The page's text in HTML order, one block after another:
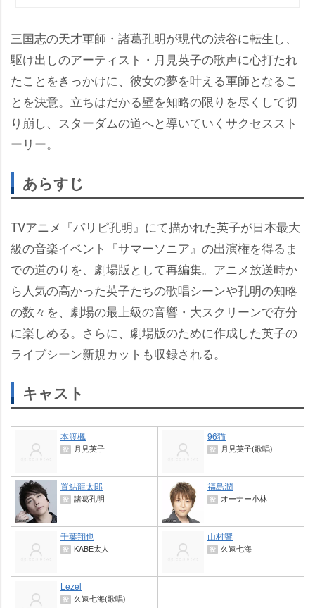
三国志の天才軍師・諸葛孔明が現代の渋谷に転生し、
駆け出しのアーティスト・月見英子の歌声に心打たれ
たことをきっかけに、彼女の夢を叶える軍師となるこ
とを決意。立ちはだかる壁を知略の限りを尽くして切
り崩し、スターダムの道へと導いていくサクセススト
ーリー。
あらすじ
TVアニメ『パリピ孔明』にて描かれた英子が日本最大
級の音楽イベント『サマーソニア』の出演権を得るま
での道のりを、劇場版として再編集。アニメ放送時か
ら人気の高かった英子たちの歌唱シーンや孔明の知略
の数々を、劇場の最上級の音響・大スクリーンで存分
に楽しめる。さらに、劇場版のために作成した英子の
ライブシーン新規カットも収録される。
キャスト
本渡楓
役 月見英子
96猫
役 月見英子(歌唱)
置鮎龍太郎
役 諸葛孔明
福島潤
役 オーナー小林
千葉翔也
役 KABE太人
山村響
役 久遠七海
Lezel
役 久遠七海(歌唱)